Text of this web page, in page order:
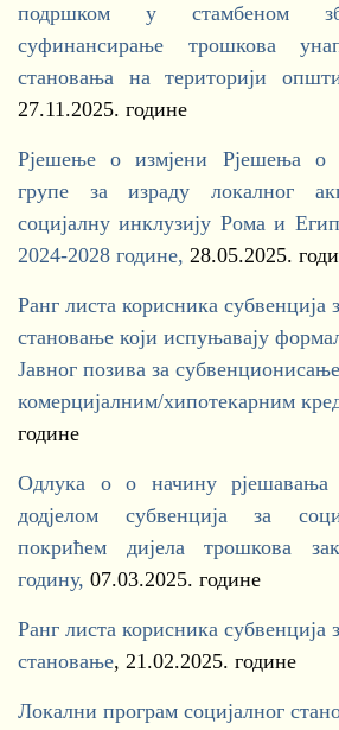
подршком у стамбеном
суфинансирање трошкова
становања на територији
27.11.2025. године
Рјешење о измјени Рјешења о
групе за израду локалног
социјалну инклузију Рома и
2024-2028 године, 28.05.2025.
Ранг листа корисника субвенција
становање који испуњавају
Јавног позива за
комерцијалним/хипотекарним
године
Одлука о о начину рјешавања
додјелом субвенција за
покрићем дијела трошкова
годину, 07.03.2025. године
Ранг листа корисника субвенција
становање, 21.02.2025. године
Локални програм социјалног